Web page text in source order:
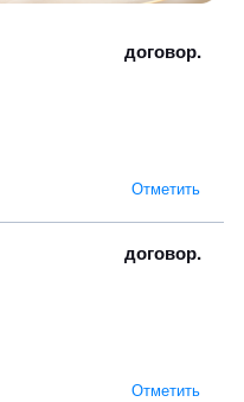
договор.
Отметить
договор.
Отметить